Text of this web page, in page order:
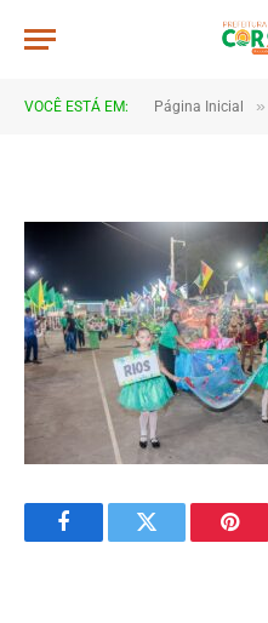
VOCÊ ESTÁ EM: Página Inicial »
0093
FacebookTwitter